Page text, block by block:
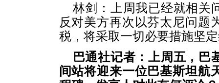
林剑：上周我已经就相关
反对美方再次以芬太尼问题
税，将采取一切必要措施坚
巴通社记者：上周五，巴
间站将迎来一位巴基斯坦航